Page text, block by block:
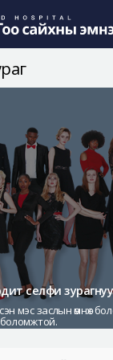
селфи
мэс заслын өмнөх
боломжтой.